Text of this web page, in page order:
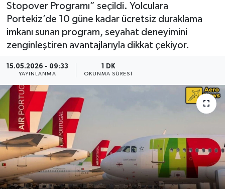
Stopover Programı” seçildi. Yolculara
Portekiz’de 10 güne kadar ücretsiz duraklama
imkanı sunan program, seyahat deneyimini
zenginleştiren avantajlarıyla dikkat çekiyor.
15.05.2026 - 09:33
YAYINLANMA
1 DK
OKUNMA SÜRESI